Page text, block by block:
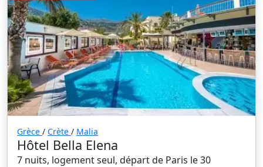
Grèce / Crète / Malia
Hôtel Bella Elena
7 nuits, logement seul, départ de Paris le 30